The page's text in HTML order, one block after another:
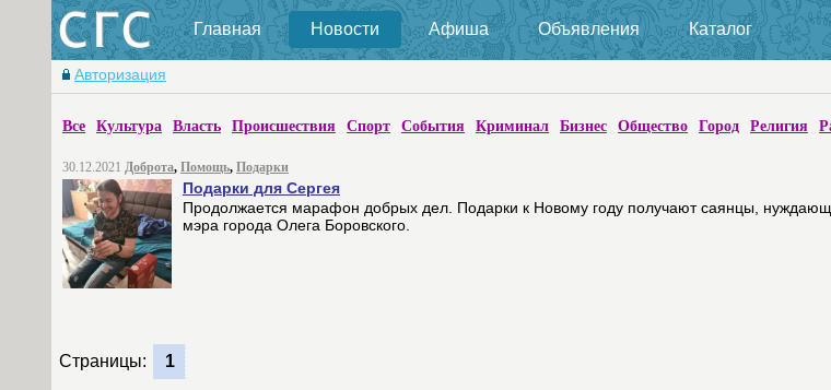
Главная Новости Афиша Объявления Каталог
Авторизация
Все Культура Власть Происшествия Спорт События Криминал Бизнес Общество Город Религия
30.12.2021 Доброта, Помощь, Подарки
Подарки для Сергея
Продолжается марафон добрых дел. Подарки к Новому году получают саянцы,
мэра города Олега Боровского.
Страницы: 1